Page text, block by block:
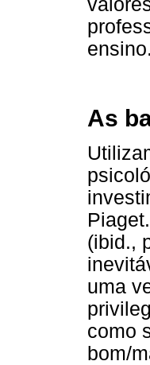
ensino.
As
(ibid.,
uma
como
bom/